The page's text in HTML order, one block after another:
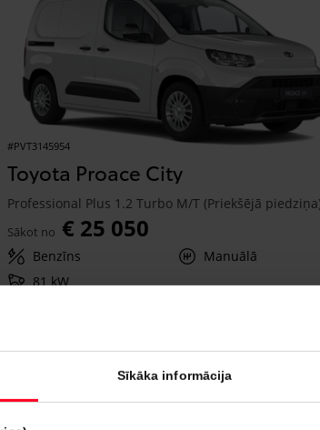
Sīkāka informācija
#PVT3145954
Toyota Proace City
Sākot no € 25 050
Benzīns
Manuālā
81 kW